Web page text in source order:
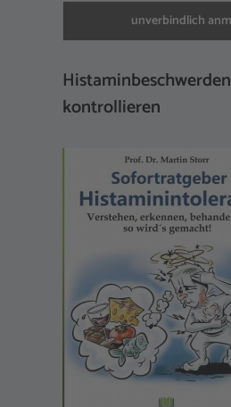
Histaminbeschwerden
kontrollieren